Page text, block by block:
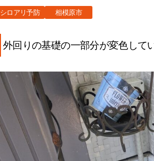
シロアリ予防 相模原市
外回りの基礎の一部分が変色して